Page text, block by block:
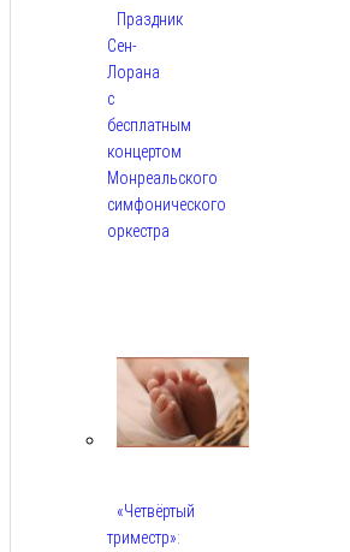
Праздник
Сен-
Лорана
с
бесплатным
концертом
Монреальского
симфонического
оркестра
«Четвёртый
триместр»: